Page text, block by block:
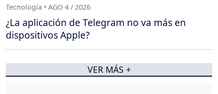
Tecnología • AGO 4 / 2026
¿La aplicación de Telegram no va más en
dispositivos Apple?
VER MÁS +